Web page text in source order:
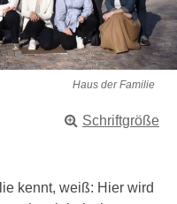
Haus der Familie
Schriftgröße
kennt, weiß: Hier wird